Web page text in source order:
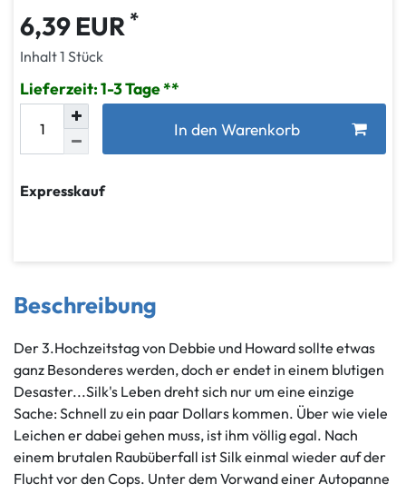
6,39 EUR *
Inhalt1 Stück
Lieferzeit: 1-3 Tage
In den Warenkorb
Expresskauf
Beschreibung
Der 3.Hochzeitstag von Debbie und Howard sollte etwas
ganz Besonderes werden, doch er endet in einem blutigen
Desaster...Silk's Leben dreht sich nur um eine einzige
Sache: Schnell zu ein paar Dollars kommen. Über wie viele
Leichen er dabei gehen muss, ist ihm völlig egal. Nach
einem brutalen Raubüberfall ist Silk einmal wieder auf der
Flucht vor den Cops. Unter dem Vorwand einer Autopanne